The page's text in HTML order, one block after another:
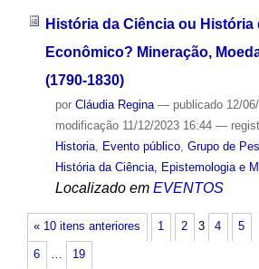
História da Ciência ou História
Econômico? Mineração,
(1790-1830)
por Cláudia Regina — publicado12/
modificação11/12/2023 16:44 —
Historia, Evento público, Grupo de
História da Ciência, Epistemologia e
Localizado em EVENTOS
« 10 itens anteriores 1 2 3 4 5
6 … 19